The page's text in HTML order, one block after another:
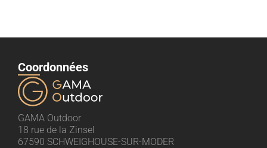
Coordonnées
GAMA Outdoor
18 rue de la Zinsel
67590 SCHWEIGHOUSE-SUR-MODER